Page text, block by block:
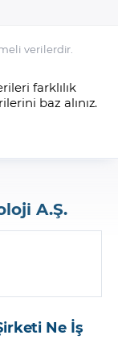
verilerdir.
farklılık
baz alınız.
A.Ş.
Ne İş